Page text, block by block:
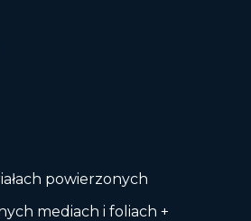
powierzonych
mediach i foliach +